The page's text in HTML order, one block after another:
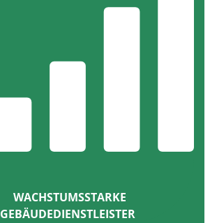
WACHSTUMSSTARKE
GEBÄUDEDIENSTLEISTER